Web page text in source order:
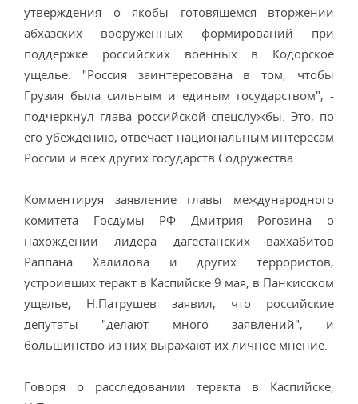
утверждения о якобы готовящемся вторжении
абхазских вооруженных формирований при
поддержке российских военных в Кодорское
ущелье. "Россия заинтересована в том, чтобы
Грузия была сильным и единым государством", -
подчеркнул глава российской спецслужбы. Это, по
его убеждению, отвечает национальным интересам
России и всех других государств Содружества.
Комментируя заявление главы международного
комитета Госдумы РФ Дмитрия Рогозина о
нахождении лидера дагестанских ваххабитов
Раппана Халилова и других террористов,
устроивших теракт в Каспийске 9 мая, в Панкисском
ущелье, Н.Патрушев заявил, что российские
депутаты "делают много заявлений", и
большинство из них выражают их личное мнение.
Говоря о расследовании теракта в Каспийске,